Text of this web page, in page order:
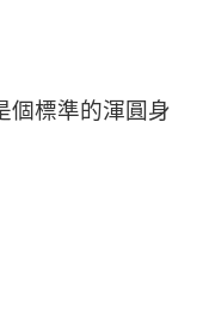
個標準的渾圓身